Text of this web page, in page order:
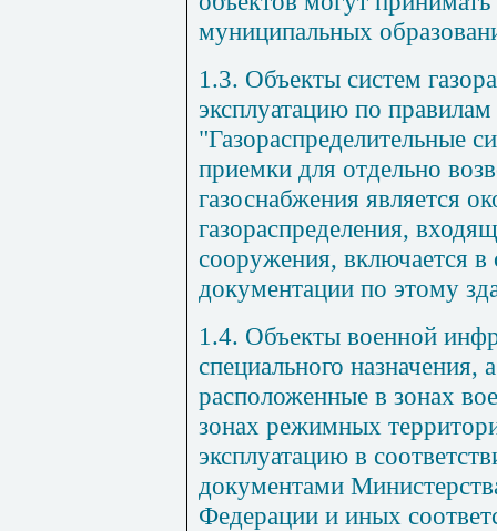
муниципальных
1.3. Объекты систем
эксплуатацию по
"Газораспределительные
приемки для отдельно
газоснабжения является
газораспределения,
сооружения, включается в
документации по этому
1.4. Объекты военной
специального
расположенные в зонах
зонах режимных
эксплуатацию в
документами
Федерации и иных